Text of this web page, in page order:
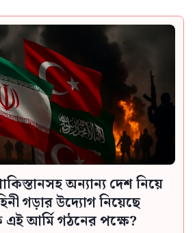
অন্যান্য দেশ নিয়ে
গড়ার উদ্যোগ নিয়েছে
আর্মি গঠনের পক্ষে?